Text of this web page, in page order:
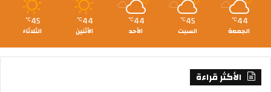
44
℃
الجمعة
45
℃
السبت
44
℃
الأحد
44
℃
الأثنين
45
℃
الثلاثاء
الأكثر قراءة